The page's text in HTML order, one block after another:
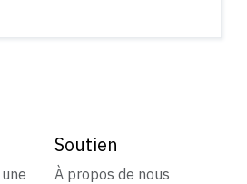
Soutien
À propos de nous